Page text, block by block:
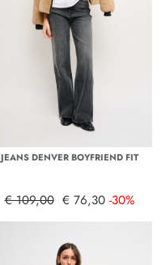
JEANS DENVER BOYFRIEND FIT
€ 109,00 € 76,30 -30%